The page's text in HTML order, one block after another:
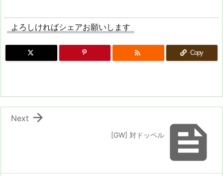
よろしければシェアお願いします
 Copy

[GW] 対ドッペル

Next